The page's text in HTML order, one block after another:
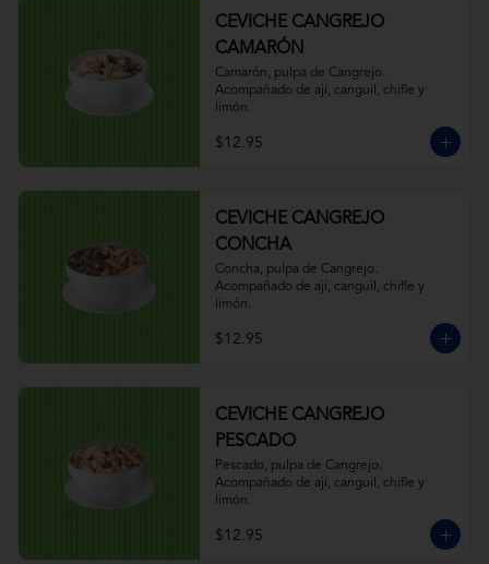
CEVICHE CANGREJO
CAMARÓN
Camarón, pulpa de Cangrejo.
Acompañado de ají, canguil, chifle y
limón.
$12.95
CEVICHE CANGREJO
CONCHA
Concha, pulpa de Cangrejo.
Acompañado de ají, canguil, chifle y
limón.
$12.95
CEVICHE CANGREJO
PESCADO
Pescado, pulpa de Cangrejo.
Acompañado de ají, canguil, chifle y
limón.
$12.95